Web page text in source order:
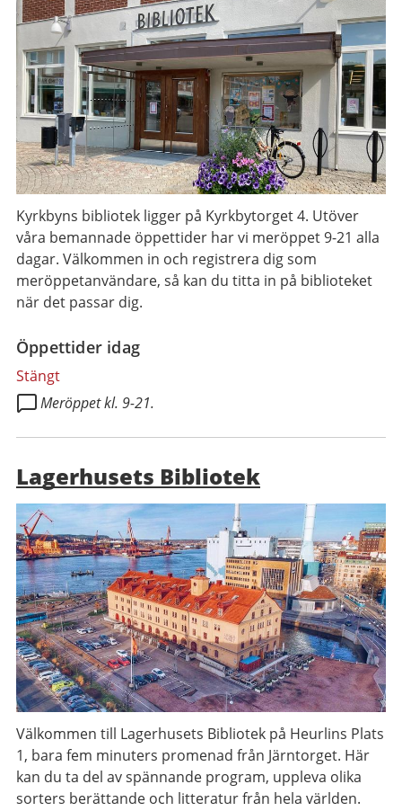
Kyrkbyns bibliotek ligger på Kyrkbytorget 4. Utöver
våra bemannade öppettider har vi meröppet 9-21 alla
dagar. Välkommen in och registrera dig som
meröppetanvändare, så kan du titta in på biblioteket
när det passar dig.
Öppettider idag
Stängt
Meröppet kl. 9-21.
Lagerhusets Bibliotek
Välkommen till Lagerhusets Bibliotek på Heurlins Plats
1, bara fem minuters promenad från Järntorget. Här
kan du ta del av spännande program, uppleva olika
sorters berättande och litteratur från hela världen.